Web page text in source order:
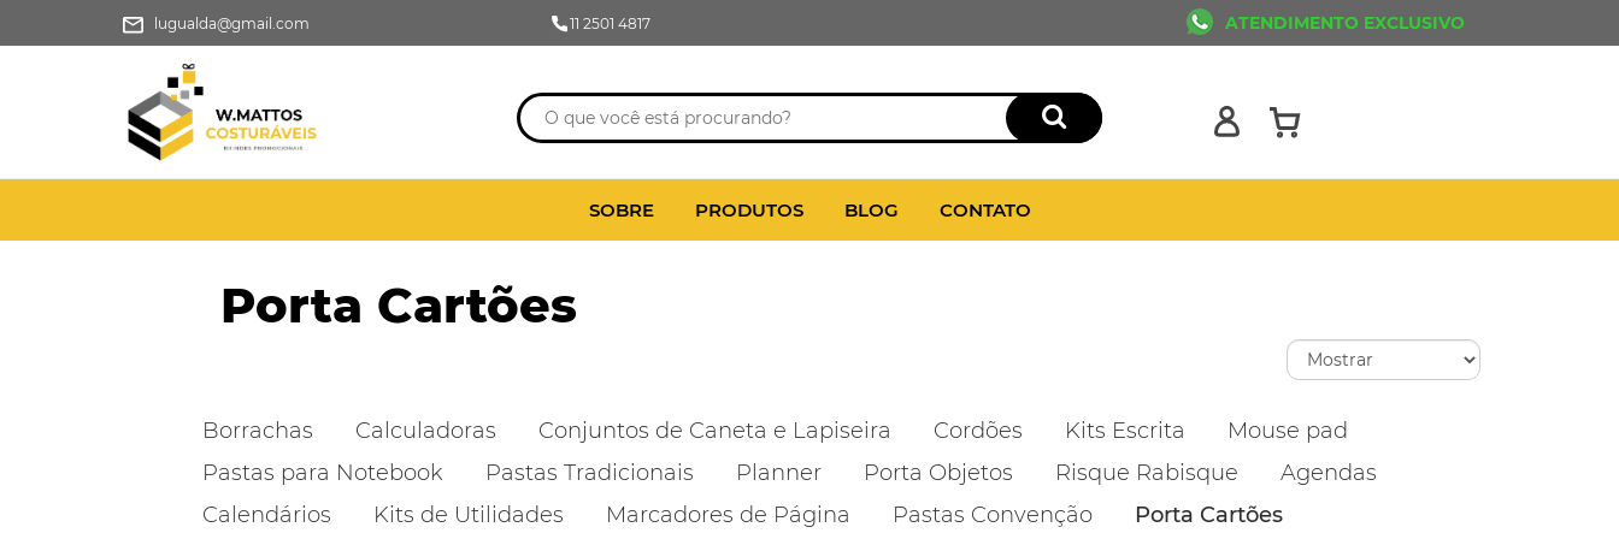
lugualda@gmail.com 11 2501 4817 ATENDIMENTO EXCLUSIVO
SOBRE PRODUTOS BLOG CONTATO
Porta Cartões
Borrachas Calculadoras Conjuntos de Caneta e Lapiseira Cordões Kits Escrita
Mouse pad
Pastas para Notebook
Pastas Tradicionais Planner Porta Objetos Risque Rabisque
Agendas
Calendários
Kits de Utilidades Marcadores de Página Pastas Convenção Porta Cartões